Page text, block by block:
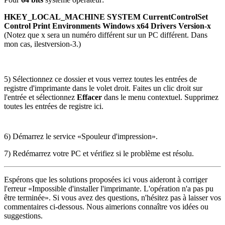
HKEY_LOCAL_MACHINE SYSTEM CurrentControlSet
Control Print Environments Windows x64 Drivers Version-x
(Notez que x sera un numéro différent sur un PC différent. Dans
mon cas, ilestversion-3.)
5) Sélectionnez ce dossier et vous verrez toutes les entrées de
registre d'imprimante dans le volet droit. Faites un clic droit sur
l'entrée et sélectionnez Effacer dans le menu contextuel. Supprimez
toutes les entrées de registre ici.
6) Démarrez le service «Spouleur d'impression».
7) Redémarrez votre PC et vérifiez si le problème est résolu.
Espérons que les solutions proposées ici vous aideront à corriger
l'erreur «Impossible d'installer l'imprimante. L'opération n'a pas pu
être terminée». Si vous avez des questions, n'hésitez pas à laisser vos
commentaires ci-dessous. Nous aimerions connaître vos idées ou
suggestions.